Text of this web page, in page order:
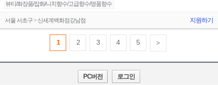
뷰티/화장품/잡화/니치향수/고급향수/명품향수
서울 서초구 > 신세계백화점강남점 지원하기
1 2 3 4 5 >
PC버전 로그인